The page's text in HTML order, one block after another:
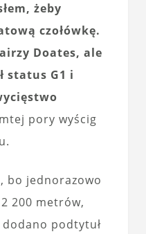
żeby
czołówkę.
Doates, ale
status G1 i
pory wyścig
bo jednorazowo
200 metrów,
dodano podtytuł